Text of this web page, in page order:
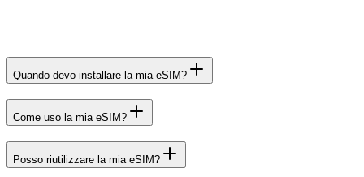
Quando devo installare la mia eSIM?
Come uso la mia eSIM?
Posso riutilizzare la mia eSIM?